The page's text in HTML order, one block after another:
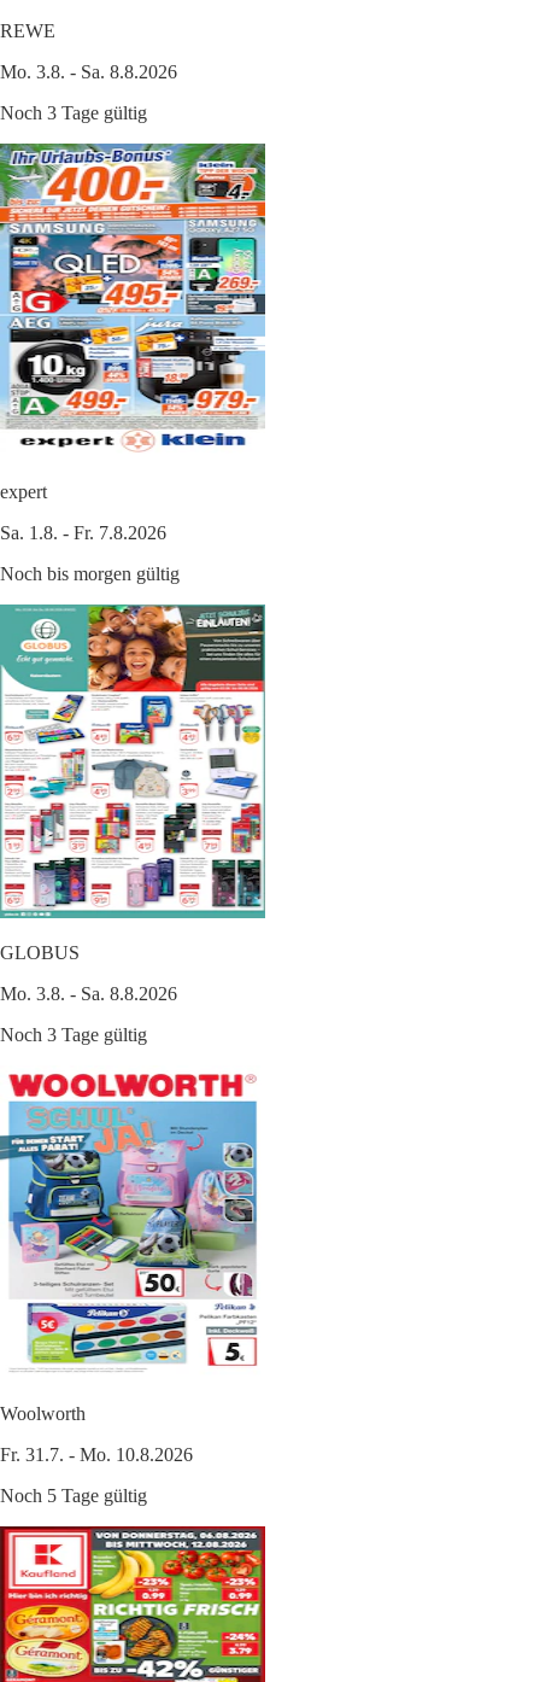
REWE
Mo. 3.8. - Sa. 8.8.2026
Noch 3 Tage gültig
expert
Sa. 1.8. - Fr. 7.8.2026
Noch bis morgen gültig
GLOBUS
Mo. 3.8. - Sa. 8.8.2026
Noch 3 Tage gültig
Woolworth
Fr. 31.7. - Mo. 10.8.2026
Noch 5 Tage gültig